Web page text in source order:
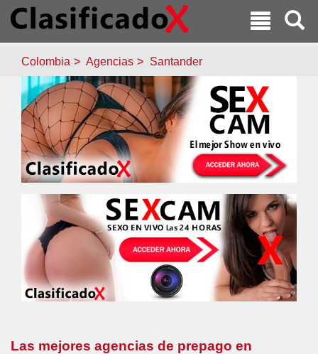
Colombia Agencias Santander
Las mejores agencias de prepago en